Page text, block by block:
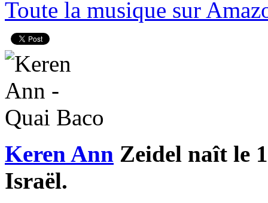
Toute la musique sur
Keren Ann Zeidel naît le
Israël.